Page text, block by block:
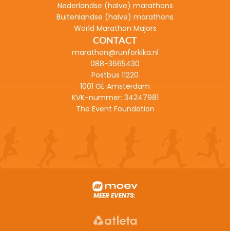
Nederlandse (halve) marathons
Buitenlandse (halve) marathons
World Marathon Majors
CONTACT
marathon@runforkika.nl
088-3665430
Postbus 11220
1001 GE Amsterdam
KVK-nummer: 34247981
The Event Foundation
MEER EVENTS: